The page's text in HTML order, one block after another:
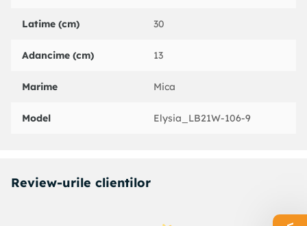
Latime (cm) 30
Adancime (cm) 13
Marime Mica
Model Elysia_LB21W-106-9
Review-urile clientilor